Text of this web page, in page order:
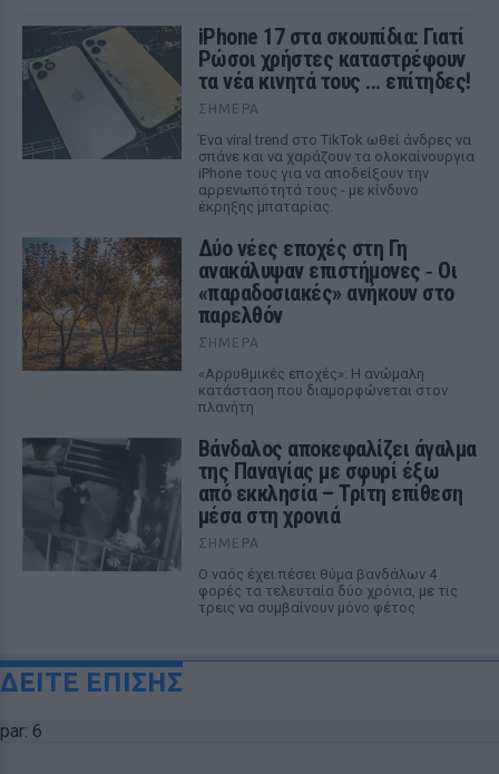
iPhone 17 στα σκουπίδια: Γιατί
Ρώσοι χρήστες καταστρέφουν
τα νέα κινητά τους ... επίτηδες!
ΣΉΜΕΡΑ
Ένα viral trend στο TikTok ωθεί άνδρες να
σπάνε και να χαράζουν τα ολοκαίνουργια
iPhone τους για να αποδείξουν την
αρρενωπότητά τους - με κίνδυνο
έκρηξης μπαταρίας.
Δύο νέες εποχές στη Γη
ανακάλυψαν επιστήμονες ‑ Oι
«παραδοσιακές» ανήκουν στο
παρελθόν
ΣΉΜΕΡΑ
«Αρρυθμικές εποχές»: Η ανώμαλη
κατάσταση που διαμορφώνεται στον
πλανήτη
Βάνδαλος αποκεφαλίζει άγαλμα
της Παναγίας με σφυρί έξω
από εκκλησία – Τρίτη επίθεση
μέσα στη χρονιά
ΣΉΜΕΡΑ
Ο ναός έχει πέσει θύμα βανδάλων 4
φορές τα τελευταία δύο χρόνια, με τις
τρεις να συμβαίνουν μόνο φέτος
ΔΕΙΤΕ ΕΠΙΣΗΣ
par: 6